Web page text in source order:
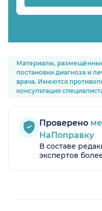
Материалы,
постановки диагноза и
врача. Имеются
консультация
Проверено
НаПоправку
В составе
экспертов